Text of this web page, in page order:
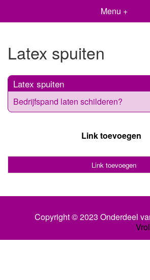
Menu +
Latex spuiten
Latex spuiten
Bedrijfspand laten schilderen?
Link toevoegen
Link toevoegen
Copyright © 2023 Onderdeel